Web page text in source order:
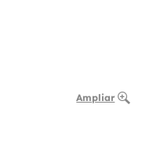
Ampliar